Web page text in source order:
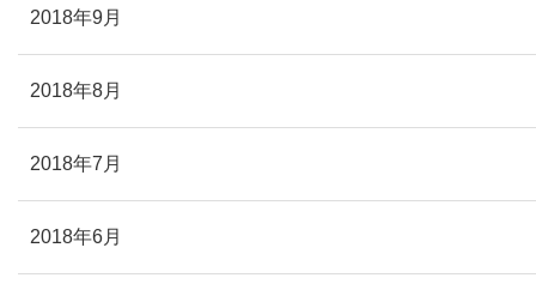
2018年9月
2018年8月
2018年7月
2018年6月